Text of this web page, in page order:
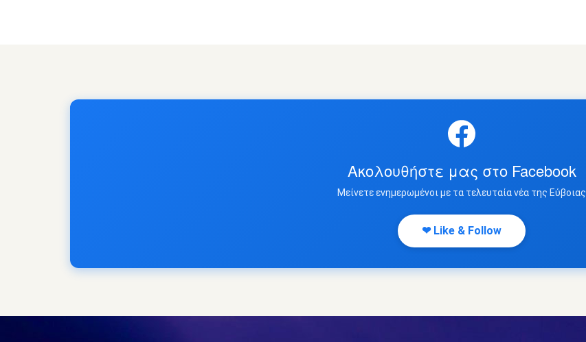
Ακολουθήστε μας στο Facebook
Μείνετε ενημερωμένοι με τα τελευταία νέα της Εύβοιας
❤ Like & Follow